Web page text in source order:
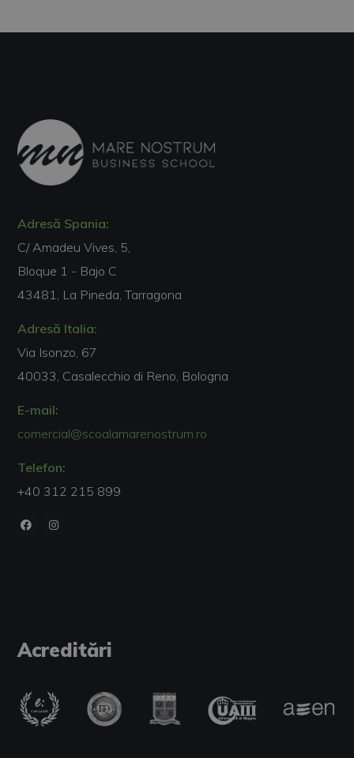
Adresă Spania:
C/ Amadeu Vives, 5,
Bloque 1 - Bajo C
43481, La Pineda, Tarragona
Adresă Italia:
Via Isonzo, 67
40033, Casalecchio di Reno, Bologna
E-mail:
comercial@scoalamarenostrum.ro
Telefon:
+40 312 215 899
Acreditări